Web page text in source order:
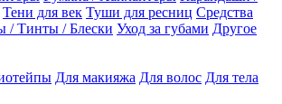
Тени для век Туши для ресниц Средства
/ Тинты / Блески Уход за губами Другое
Для макияжа Для волос Для тела